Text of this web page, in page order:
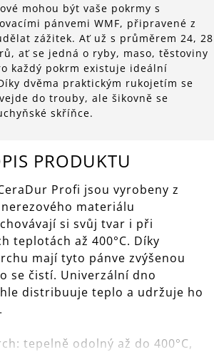
mohou být vaše pokrmy s
pánvemi WMF, připravené z
zážitek. Ať už s průměrem 24, 28
ať se jedná o ryby, maso, těstoviny
každý pokrm existuje ideální
dvěma praktickým rukojetím se
do trouby, ale šikovně se
skříňce.
PRODUKTU
Profi jsou vyrobeny z
materiálu
si svůj tvar i při
teplotách až 400°C. Díky
mají tyto pánve zvýšenou
se čistí. Univerzální dno
distribuuje teplo a udržuje ho
tepelně odolný až do 400°C,